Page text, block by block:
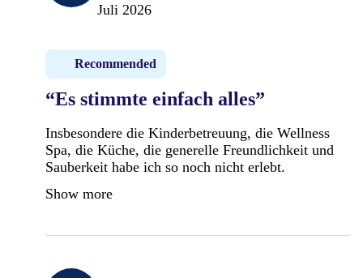
Juli 2026
Recommended
“Es stimmte einfach alles”
Insbesondere die Kinderbetreuung, die Wellness
Spa, die Küche, die generelle Freundlichkeit und
Sauberkeit habe ich so noch nicht erlebt.
Show more